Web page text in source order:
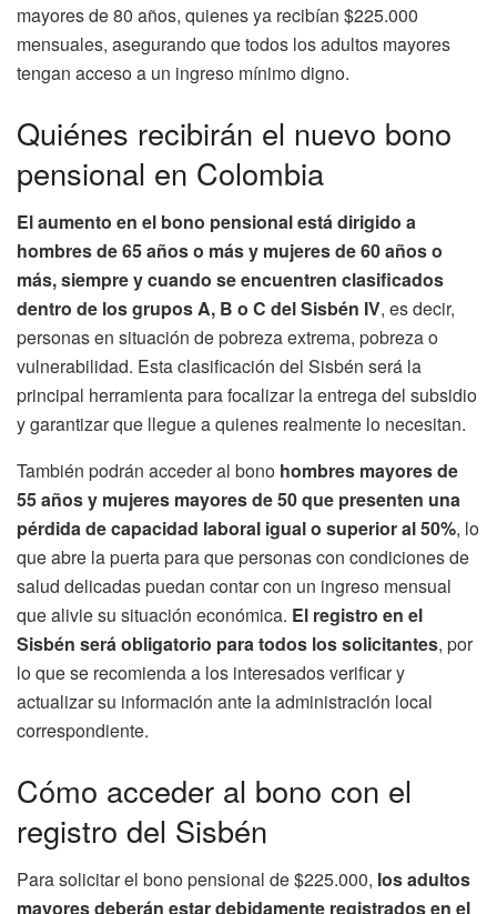
mayores de 80 años, quienes ya recibían $225.000
mensuales, asegurando que todos los adultos mayores
tengan acceso a un ingreso mínimo digno.
Quiénes recibirán el nuevo bono
pensional en Colombia
El aumento en el bono pensional está dirigido a
hombres de 65 años o más y mujeres de 60 años o
más, siempre y cuando se encuentren clasificados
dentro de los grupos A, B o C del Sisbén IV, es decir,
personas en situación de pobreza extrema, pobreza o
vulnerabilidad. Esta clasificación del Sisbén será la
principal herramienta para focalizar la entrega del subsidio
y garantizar que llegue a quienes realmente lo necesitan.
También podrán acceder al bono hombres mayores de
55 años y mujeres mayores de 50 que presenten una
pérdida de capacidad laboral igual o superior al 50%, lo
que abre la puerta para que personas con condiciones de
salud delicadas puedan contar con un ingreso mensual
que alivie su situación económica. El registro en el
Sisbén será obligatorio para todos los solicitantes, por
lo que se recomienda a los interesados verificar y
actualizar su información ante la administración local
correspondiente.
Cómo acceder al bono con el
registro del Sisbén
Para solicitar el bono pensional de $225.000, los adultos
mayores deberán estar debidamente registrados en el